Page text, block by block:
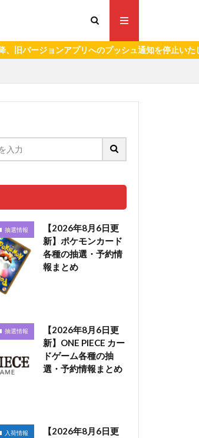
リへのプッシュ通知を停止いたします。）
抽選情報
【2026年8月6日更
新】ポケモンカード
各種の抽選・予約情
報まとめ
抽選情報
【2026年8月6日更
新】ONE PIECE カー
ドゲーム各種の抽
選・予約情報まとめ
入荷情報
【2026年8月6日更